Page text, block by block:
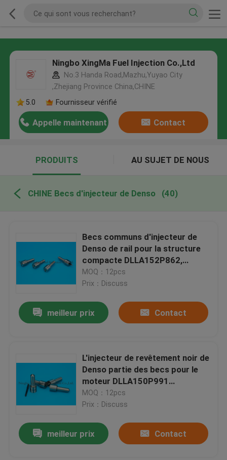
Ningbo XingMa Fuel Injection Co.,Ltd
No.3 Handa Road,Mazhu,Yuyao City
,Zhejiang Province China,CHINE
5.0
Fournisseur vérifié
Appelle maintenant Contact
PRODUITS AU SUJET DE NOUS
CHINE Becs d'injecteur de Denso (40)
Becs communs d'injecteur de
Denso de rail pour la structure
compacte DLLA152P862,
0934008620, 0950000124 de
moteur d'Isuzu
MOQ：12pcs
Prix：Discuss
meilleur prix Contact
L'injecteur de revêtement noir de
Denso partie des becs pour le
moteur DLLA150P991
d'injecteur de carburant
MOQ：12pcs
Prix：Discuss
meilleur prix Contact